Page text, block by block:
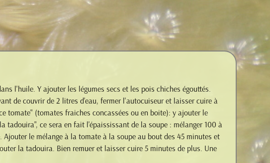
l'huile. Y ajouter les légumes secs et les pois chiches égouttés.
de couvrir de 2 litres d'eau, fermer l'autocuiseur et laisser cuire à
tomate" (tomates fraiches concassées ou en boite): y ajouter le
tadouira", ce sera en fait l'épaississant de la soupe : mélanger 100 à
le mélange à la tomate à la soupe au bout des 45 minutes et
la tadouira. Bien remuer et laisser cuire 5 minutes de plus. Une